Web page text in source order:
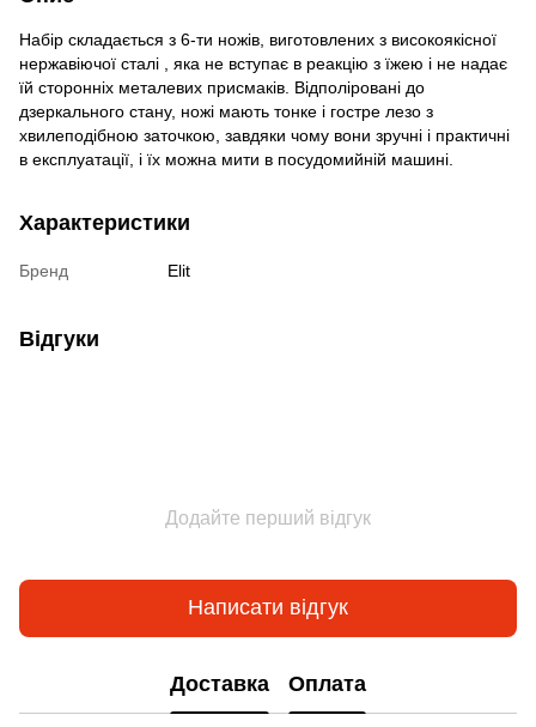
Набір складається з 6-ти ножів, виготовлених з високоякісної
нержавіючої сталі , яка не вступає в реакцію з їжею і не надає
їй сторонніх металевих присмаків. Відполіровані до
дзеркального стану, ножі мають тонке і гостре лезо з
хвилеподібною заточкою, завдяки чому вони зручні і практичні
в експлуатації, і їх можна мити в посудомийній машині.
Характеристики
Бренд Elit
Відгуки
Додайте перший відгук
Написати відгук
Доставка Оплата